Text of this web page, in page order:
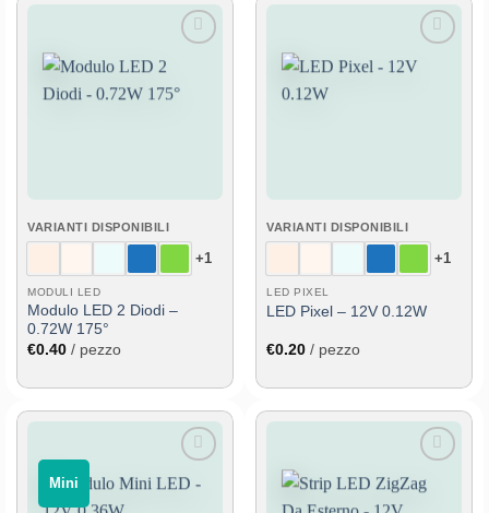
Aggiungi
alla lista
dei
desideri
VARIANTI DISPONIBILI
+1
MODULI LED
Modulo LED 2 Diodi –
0.72W 175°
€0.40 / pezzo
Aggiungi
alla lista
VARIANTI DISPONIBILI
+1
LED PIXEL
LED Pixel – 12V 0.12W
€0.20 / pezzo
‎ ‎ Mini‎ ‎ ‎
Aggiungi
alla lista
Aggiungi
alla lista